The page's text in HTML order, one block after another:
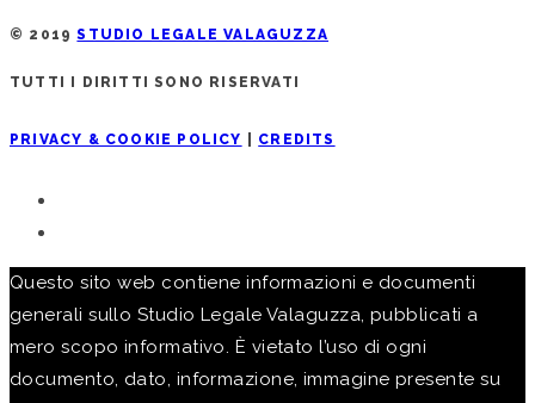
© 2019STUDIO LEGALE VALAGUZZA
TUTTI I DIRITTI SONO RISERVATI
PRIVACY & COOKIE POLICY CREDITS
Questo sito web contiene informazioni e documenti
generali sullo Studio Legale Valaguzza, pubblicati a
mero scopo informativo. È vietato l’uso di ogni
documento, dato, informazione, immagine presente su